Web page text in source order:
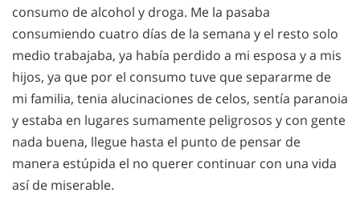
consumo de alcohol y droga. Me la pasaba
consumiendo cuatro días de la semana y el resto solo
medio trabajaba, ya había perdido a mi esposa y a mis
hijos, ya que por el consumo tuve que separarme de
mi familia, tenia alucinaciones de celos, sentía paranoia
y estaba en lugares sumamente peligrosos y con gente
nada buena, llegue hasta el punto de pensar de
manera estúpida el no querer continuar con una vida
así de miserable.